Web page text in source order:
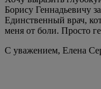
Борису Геннадьевичу
Единственный врач,
меня от боли. Просто
С уважением, Елена